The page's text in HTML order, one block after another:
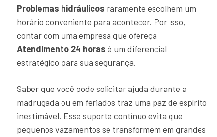
Problemas hidráulicos raramente escolhem um
horário conveniente para acontecer. Por isso,
contar com uma empresa que ofereça
Atendimento 24 horas é um diferencial
estratégico para sua segurança.
Saber que você pode solicitar ajuda durante a
madrugada ou em feriados traz uma paz de espírito
inestimável. Esse suporte contínuo evita que
pequenos vazamentos se transformem em grandes